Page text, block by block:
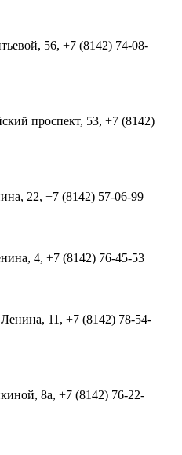
56, +7 (8142) 74-08-
проспект, 53, +7 (8142)
22, +7 (8142) 57-06-99
4, +7 (8142) 76-45-53
11, +7 (8142) 78-54-
8а, +7 (8142) 76-22-